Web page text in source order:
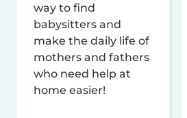
way to find
babysitters and
make the daily life of
mothers and fathers
who need help at
home easier!